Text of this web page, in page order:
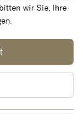
wir Sie, Ihre